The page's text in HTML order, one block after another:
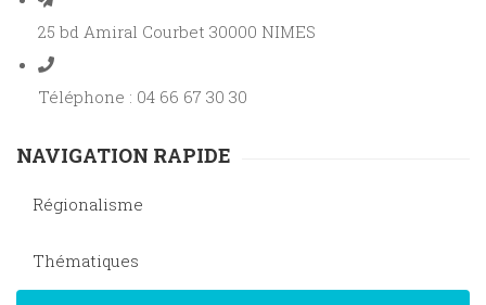
25 bd Amiral Courbet 30000 NIMES
Téléphone : 04 66 67 30 30
NAVIGATION RAPIDE
Régionalisme
Thématiques